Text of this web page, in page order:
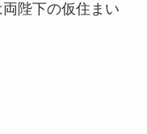
陛下の仮住まい